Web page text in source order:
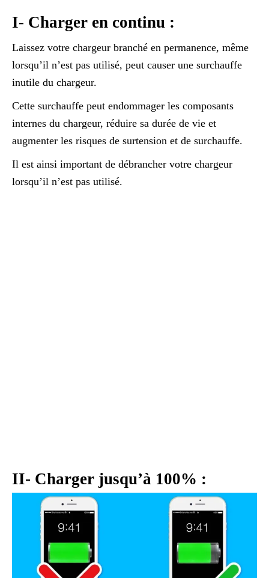
I- Charger en continu :
Laissez votre chargeur branché en permanence, même
lorsqu’il n’est pas utilisé, peut causer une surchauffe
inutile du chargeur.
Cette surchauffe peut endommager les composants
internes du chargeur, réduire sa durée de vie et
augmenter les risques de surtension et de surchauffe.
Il est ainsi important de débrancher votre chargeur
lorsqu’il n’est pas utilisé.
II- Charger jusqu’à 100% :